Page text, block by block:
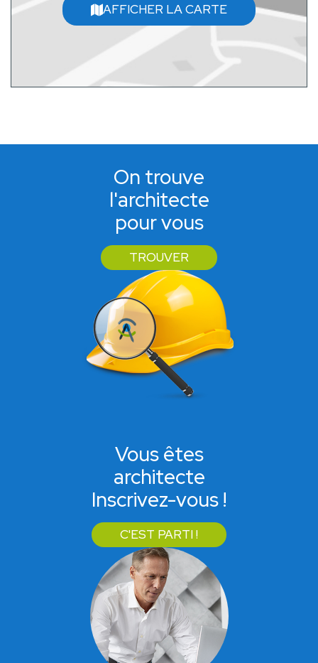
AFFICHER LA CARTE
On trouve
l'architecte
pour vous
TROUVER
Vous êtes
architecte
Inscrivez-vous !
C'EST PARTI !